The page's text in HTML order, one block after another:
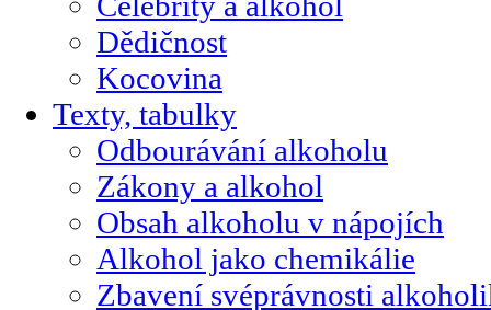
Dědičnost
Kocovina
Texty, tabulky
Odbourávání alkoholu
Zákony a alkohol
Obsah alkoholu v nápojích
Alkohol jako chemikálie
Zbavení svéprávnosti